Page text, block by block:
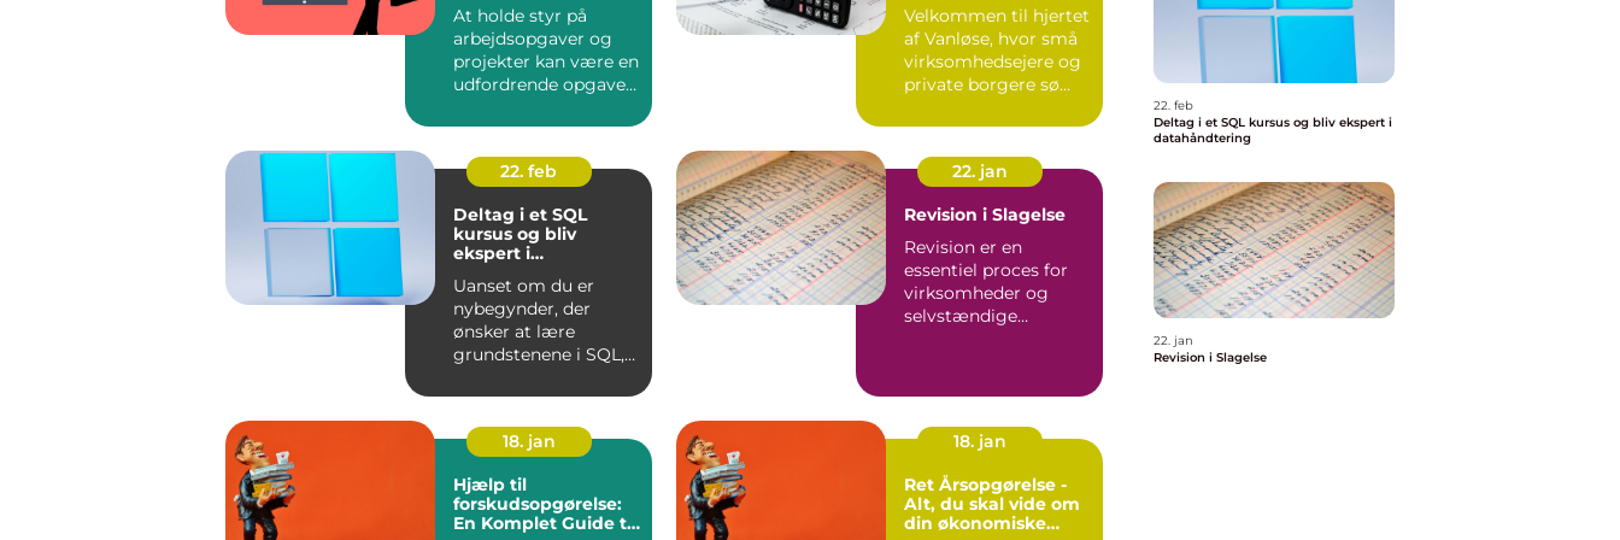
At holde styr på
arbejdsopgaver og
projekter kan være en
udfordrende opgave
enhve...
Velkommen til hjertet
af Vanløse, hvor små
virksomhedsejere og
private borgere sø...
22. feb
Deltag i et SQL
kursus og bliv
ekspert i
Uanset om du er
nybegynder, der
ønsker at lære
grundstenene i SQL,
professionel, de...
22. jan
Revision i Slagelse
Revision er en
essentiel proces for
virksomheder og
selvstændige
18. jan
Hjælp til
forskudsopgørelse:
En Komplet Guide til
18. jan
Ret Årsopgørelse -
Alt, du skal vide om
din økonomiske
22. feb
Deltag i et SQL kursus og bliv ekspert i
datahåndtering
22. jan
Revision i Slagelse